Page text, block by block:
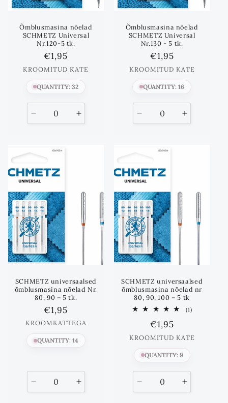
Õmblusmasina nõelad
SCHMETZ Universal
Nr.120-5 tk.
Standards
hind
€1,95
KROOMITUD KATE
QUANTITY: 32
Vähenda
Suurenda
Õmblusmasina nõelad
SCHMETZ Universal
Nr.130 - 5 tk.
Standards
hind
€1,95
KROOMITUD KATE
QUANTITY: 16
Vähenda
Suurenda
SCHMETZ universaalsed
õmblusmasina nõelad Nr.
80, 90 – 5 tk.
Standards
hind
€1,95
KROOMKATTEGA
QUANTITY: 14
Vähenda
Suurenda
SCHMETZ universaalsed
õmblusmasina nõelad nr
80, 90, 100 – 5 tk
(1)1
Standards
hind
€1,95
KROOMITUD KATE
QUANTITY: 9
Vähenda
Suurenda